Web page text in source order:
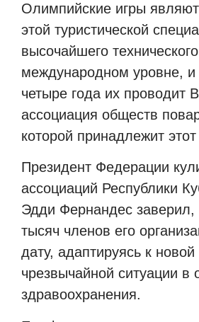
Олимпийские игры
этой туристической
высочайшего
международном уровне,
четыре года их проводит
ассоциация обществ
которой принадлежит этот
Президент Федерации
ассоциаций Республики
Эдди Фернандес заверил,
тысяч членов его
дату, адаптируясь к новой
чрезвычайной ситуации в
здравоохранения.